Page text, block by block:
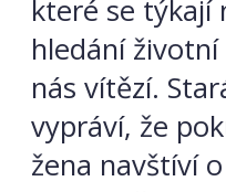
které se týkají
hledání
nás vítězí.
vypráví, že
žena navštíví